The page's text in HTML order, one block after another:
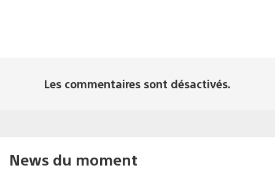
Les commentaires sont désactivés.
News du moment